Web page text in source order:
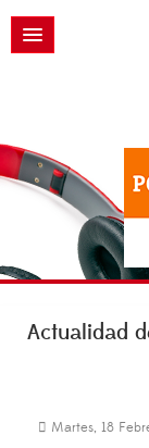
Actualidad
Martes, 18